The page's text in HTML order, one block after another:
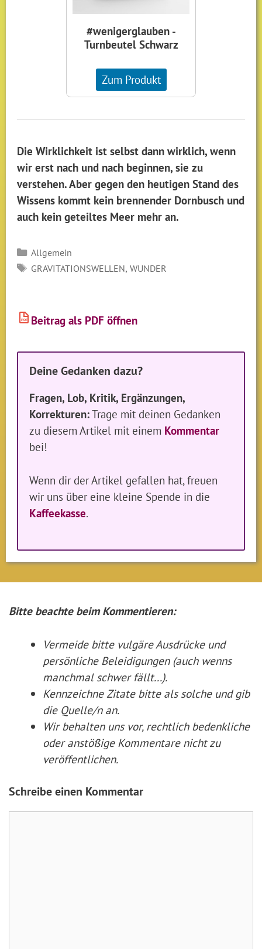
#wenigerglauben -
Turnbeutel Schwarz
Zum Produkt
Die Wirklichkeit ist selbst dann wirklich, wenn
wir erst nach und nach beginnen, sie zu
verstehen. Aber gegen den heutigen Stand des
Wissens kommt kein brennender Dornbusch und
auch kein geteiltes Meer mehr an.
Kategorien
Allgemein
SCHLAGWÖRTER
GRAVITATIONSWELLEN, WUNDER
PDF Beitrag als PDF öffnen
Deine Gedanken dazu?
Fragen, Lob, Kritik, Ergänzungen,
Korrekturen:Trage mit deinen Gedanken
zu diesem Artikel mit einem Kommentar
bei!
Wenn dir der Artikel gefallen hat, freuen
wir uns über eine kleine Spende in die
Kaffeekasse.
Bitte beachte beim Kommentieren:
Vermeide bitte vulgäre Ausdrücke und
persönliche Beleidigungen (auch wenns
manchmal schwer fällt...).
Kennzeichne Zitate bitte als solche und gib
die Quelle/n an.
Wir behalten uns vor, rechtlich bedenkliche
oder anstößige Kommentare nicht zu
veröffentlichen.
Schreibe einen Kommentar